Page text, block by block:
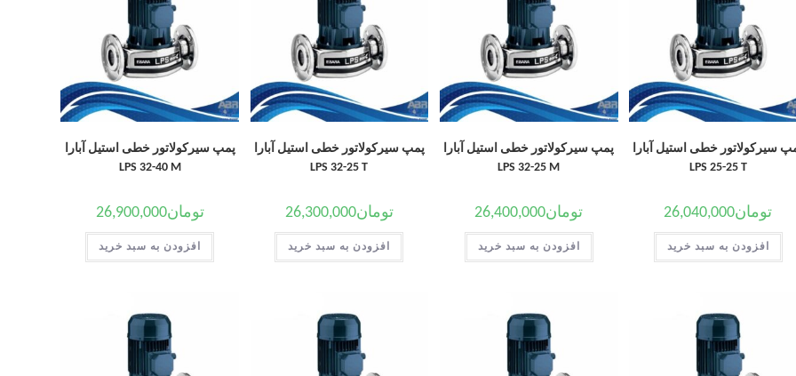
سیرکولاتور خطی استیل آبارا
LPS 25-25 T
تومان26,040,000
افزودن به سبد خرید
پمپ سیرکولاتور خطی استیل آبارا
LPS 32-25 M
تومان26,400,000
افزودن به سبد خرید
پمپ سیرکولاتور خطی استیل آبارا
LPS 32-25 T
تومان26,300,000
افزودن به سبد خرید
پمپ سیرکولاتور خطی استیل آبارا
LPS 32-40 M
تومان26,900,000
افزودن به سبد خرید